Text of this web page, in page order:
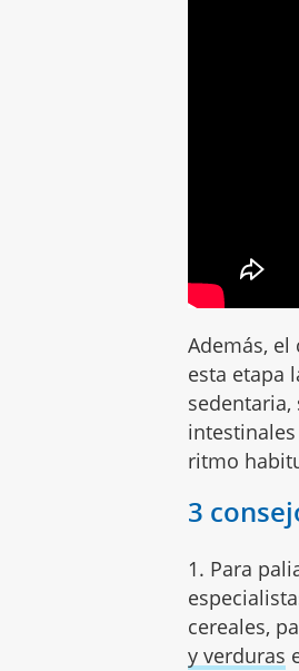
Además,
esta etapa
ritmo
3
1. Para
cereales,
y verduras